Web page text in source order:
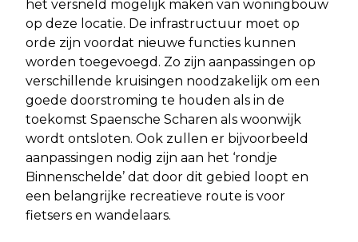
het versneld mogelijk maken van woningbouw
op deze locatie. De infrastructuur moet op
orde zijn voordat nieuwe functies kunnen
worden toegevoegd. Zo zijn aanpassingen op
verschillende kruisingen noodzakelijk om een
goede doorstroming te houden als in de
toekomst Spaensche Scharen als woonwijk
wordt ontsloten. Ook zullen er bijvoorbeeld
aanpassingen nodig zijn aan het ‘rondje
Binnenschelde’ dat door dit gebied loopt en
een belangrijke recreatieve route is voor
fietsers en wandelaars.